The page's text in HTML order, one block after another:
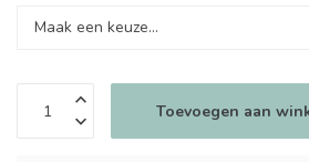
Toevoegen aan